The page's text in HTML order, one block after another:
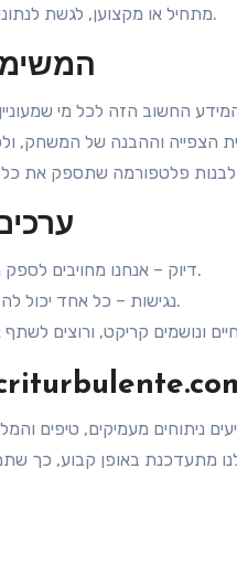
מתחיל או מקצוען, לגשת לנתונים המדויקים והמעודכנים ביותר.
הצפייה וההבנה של המשחק,
דיוק – אנחנו מחויבים לספק נתונים מדויקים ומעודכנים.
נגישות – כל אחד יכול להבין ולהשתמש במידע שלנו.
מתעדכנת באופן קבוע, כך